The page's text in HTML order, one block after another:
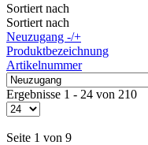
Sortiert nach
Sortiert nach
Neuzugang -/+
Produktbezeichnung
Artikelnummer
Ergebnisse 1 - 24 von 210
Seite 1 von 9